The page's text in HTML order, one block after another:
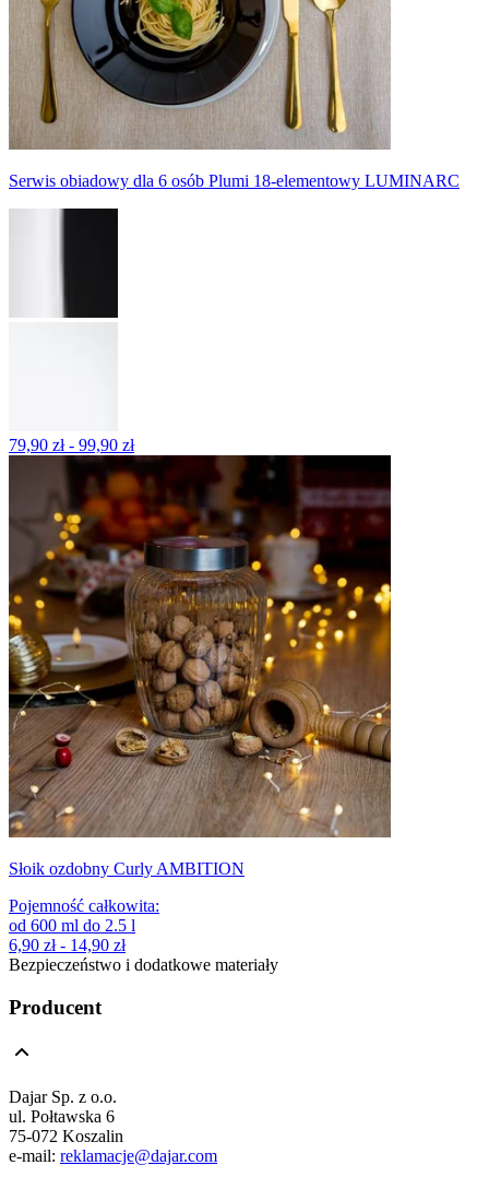
Serwis obiadowy dla 6 osób Plumi 18-elementowy LUMINARC
79,90 zł - 99,90 zł
Słoik ozdobny Curly AMBITION
Pojemność całkowita:
od 600 ml do 2.5 l
6,90 zł - 14,90 zł
Bezpieczeństwo i dodatkowe materiały
Producent
Dajar Sp. z o.o.
ul. Połtawska 6
75-072 Koszalin
e-mail: reklamacje@dajar.com